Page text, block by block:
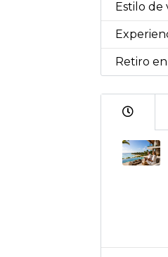
Estilo de
Retiro